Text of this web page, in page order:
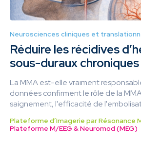
Neurosciences cliniques et
Réduire les récidives
sous-duraux chroniques
La MMA est-elle vraiment responsable ? Si de
données confirment le rôle de la
saignement, l'efficacité de
Plateforme d’Imagerie par Résonance
Plateforme M/EEG & Neuromod (MEG)